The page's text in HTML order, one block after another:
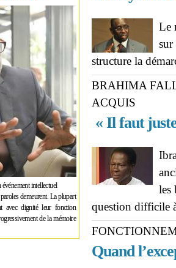
intellectuel
demeurent. La plupart
avec dignité leur fonction
de la mémoire
Le
sur
structure la
BRAHIMA
ACQUIS
« Il faut
les
question difficile
Quand